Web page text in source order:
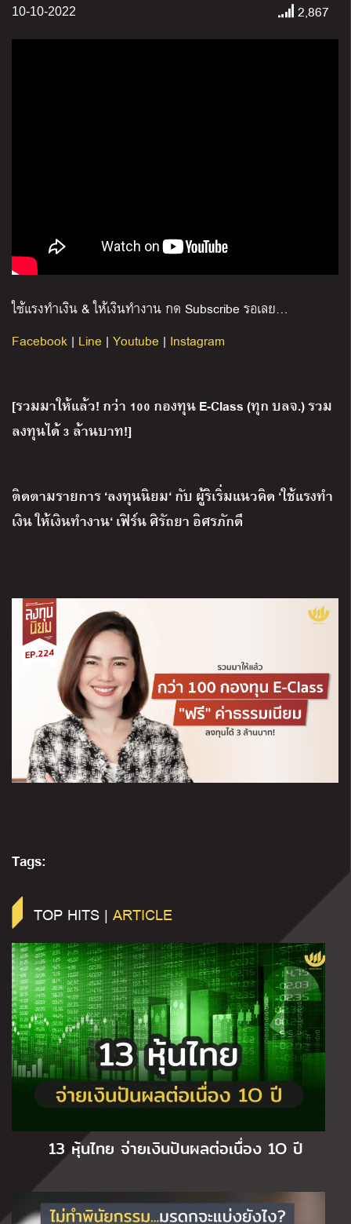
10-10-2022 2,867
ใช้แรงทำเงิน&ให้เงินทำงาน กด Subscribe รอเลย…
Facebook | Line | Youtube | Instagram
[รวมมาให้แล้ว! กว่า 100 กองทุนE-Class (ทุก บลจ.)รวม
ลงทุนได้3 ล้านบาท!]
ติดตามรายการ‘ลงทุนนิยม‘กับ ผู้ริเริ่มแนวคิด ‘ใช้แรงทำ
เงิน ให้เงินทำงาน‘เฟิร์น ศิรัถยา อิศรภักดี
Tags:
TOP HITS | ARTICLE
13 หุ้นไทย จ่ายเงินปันผลต่อเนื่อง 1O ปี